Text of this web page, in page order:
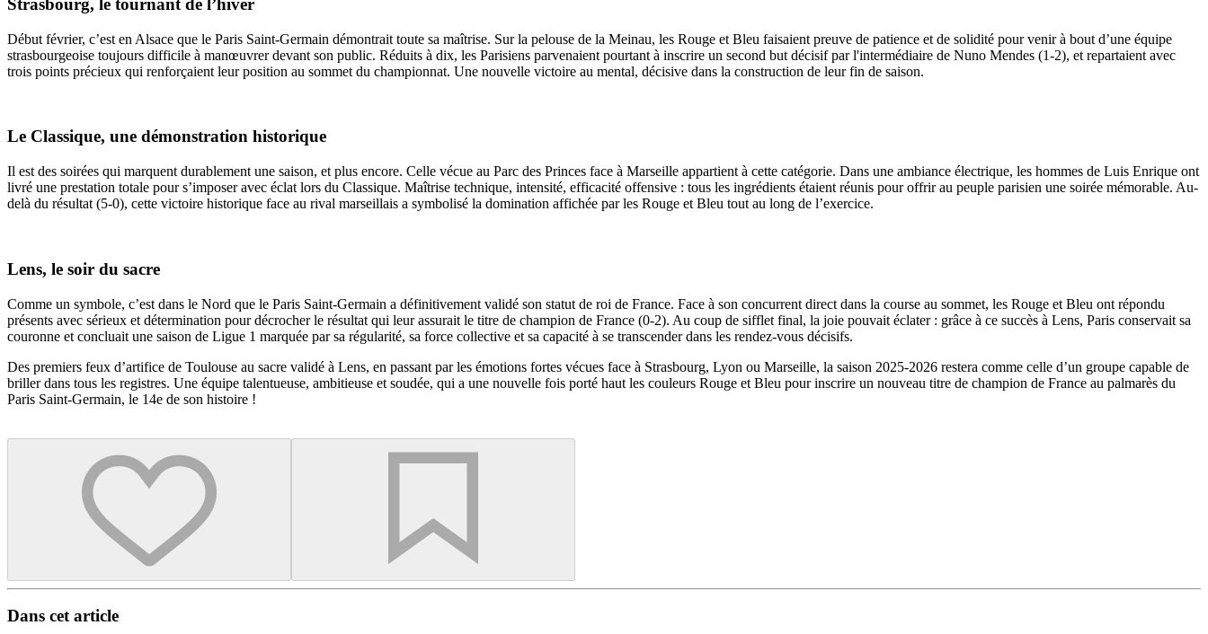
Strasbourg, le tournant de l’hiver
Début février, c’est en Alsace que le Paris Saint-Germain démontrait toute sa maîtrise. Sur la pelouse de la Meinau, les Rouge et Bleu faisaient preuve de patience et de solidité pour venir à bout d’une équipe
strasbourgeoise toujours difficile à manœuvrer devant son public. Réduits à dix, les Parisiens parvenaient pourtant à inscrire un second but décisif par l'intermédiaire de Nuno Mendes (1-2), et repartaient avec
trois points précieux qui renforçaient leur position au sommet du championnat. Une nouvelle victoire au mental, décisive dans la construction de leur fin de saison.
Le Classique, une démonstration historique
Il est des soirées qui marquent durablement une saison, et plus encore. Celle vécue au Parc des Princes face à Marseille appartient à cette catégorie. Dans une ambiance électrique, les hommes de Luis Enrique ont
livré une prestation totale pour s’imposer avec éclat lors du Classique. Maîtrise technique, intensité, efficacité offensive : tous les ingrédients étaient réunis pour offrir au peuple parisien une soirée mémorable. Au-
delà du résultat (5-0), cette victoire historique face au rival marseillais a symbolisé la domination affichée par les Rouge et Bleu tout au long de l’exercice.
Lens, le soir du sacre
Comme un symbole, c’est dans le Nord que le Paris Saint-Germain a définitivement validé son statut de roi de France. Face à son concurrent direct dans la course au sommet, les Rouge et Bleu ont répondu
présents avec sérieux et détermination pour décrocher le résultat qui leur assurait le titre de champion de France (0-2). Au coup de sifflet final, la joie pouvait éclater : grâce à ce succès à Lens, Paris conservait sa
couronne et concluait une saison de Ligue 1 marquée par sa régularité, sa force collective et sa capacité à se transcender dans les rendez-vous décisifs.
Des premiers feux d’artifice de Toulouse au sacre validé à Lens, en passant par les émotions fortes vécues face à Strasbourg, Lyon ou Marseille, la saison 2025-2026 restera comme celle d’un groupe capable de
briller dans tous les registres. Une équipe talentueuse, ambitieuse et soudée, qui a une nouvelle fois porté haut les couleurs Rouge et Bleu pour inscrire un nouveau titre de champion de France au palmarès du
Paris Saint-Germain, le 14e de son histoire !
Dans cet article